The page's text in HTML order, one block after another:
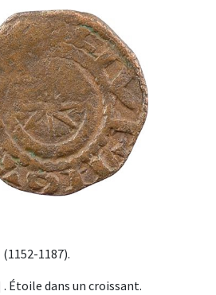
1187).
. Étoile dans un croissant.